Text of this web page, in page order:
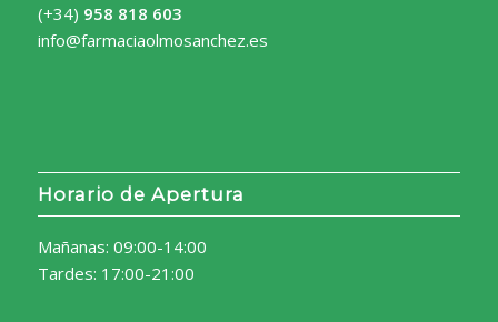
(+34) 958 818 603
info@farmaciaolmosanchez.es
Horario de Apertura
Mañanas: 09:00-14:00
Tardes: 17:00-21:00